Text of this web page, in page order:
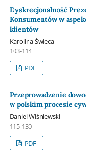
Dyskrecjonalność
Konsumentów w
klientów
Karolina Świeca
103-114
PDF
Przeprowadzenie
w polskim procesie
Daniel Wiśniewski
115-130
PDF